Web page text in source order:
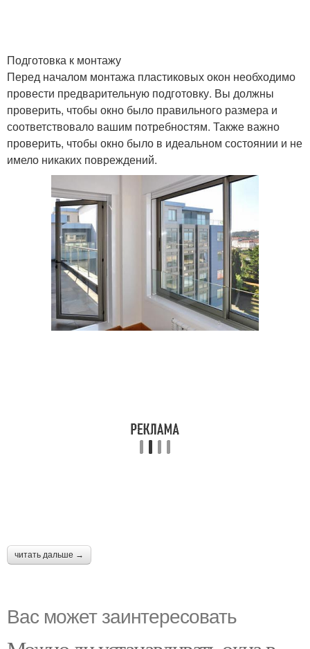
Подготовка к монтажу
Перед началом монтажа пластиковых окон необходимо
провести предварительную подготовку. Вы должны
проверить, чтобы окно было правильного размера и
соответствовало вашим потребностям. Также важно
проверить, чтобы окно было в идеальном состоянии и не
имело никаких повреждений.
читать дальше →
Вас может заинтересовать